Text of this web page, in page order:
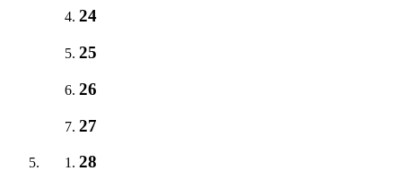
24
25
26
27
28